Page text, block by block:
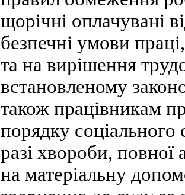
щорічні оплачувані
безпечні умови
та на вирішення
встановленому
також працівникам
порядку соціального
разі хвороби, повної
на матеріальну